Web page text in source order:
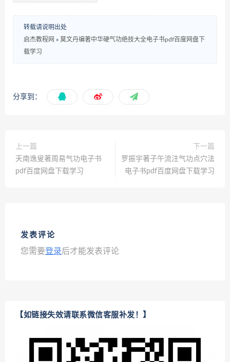
转载请说明出处
启杰教程网 » 莫文丹编著中华硬气功绝技大全电子书pdf百度网盘下
载学习
分享到：
上一篇
天南逸叟著周易气功电子书
pdf百度网盘下载学习
下一篇
罗振宇著子午流注气功点穴法
电子书pdf百度网盘下载学习
发表评论
您需要登录后才能发表评论
【如链接失效请联系微信客服补发！】